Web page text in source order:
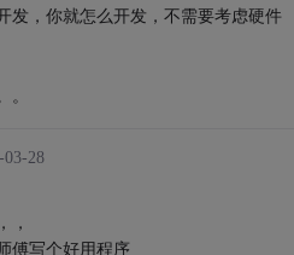
发，你就怎么开发，不需要考虑硬件
03-28
，
傅写个好用程序